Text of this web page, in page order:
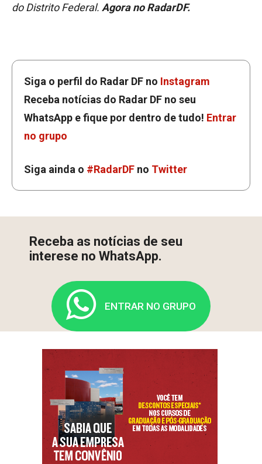
do Distrito Federal. Agora no RadarDF.
Siga o perfil do Radar DF no Instagram
Receba notícias do Radar DF no seu
WhatsApp e fique por dentro de tudo! Entrar
no grupo
Siga ainda o #RadarDF no Twitter
Receba as notícias de seu
interese no WhatsApp.
ENTRAR NO GRUPO